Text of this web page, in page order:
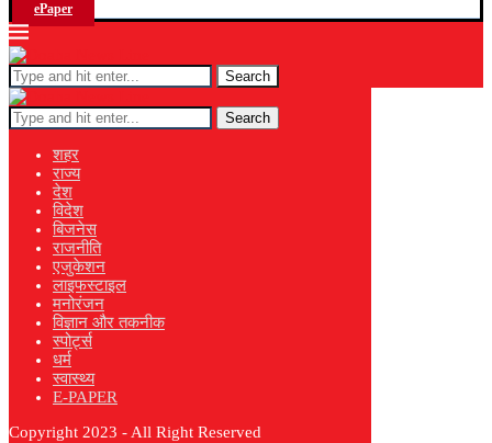
ePaper
Search
Search
शहर
राज्य
देश
विदेश
बिजनेस
राजनीति
एजुकेशन
लाइफस्टाइल
मनोरंजन
विज्ञान और तकनीक
स्पोर्ट्स
धर्म
स्वास्थ्य
E-PAPER
Copyright 2023 - All Right Reserved